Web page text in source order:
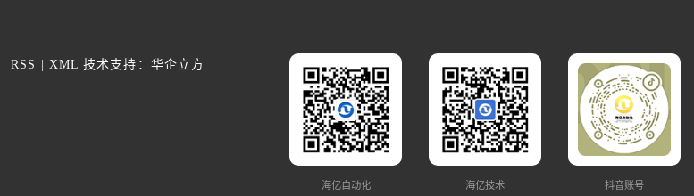
|RSS XML 技术支持： 华企立方
海亿自动化 海亿技术 抖音账号